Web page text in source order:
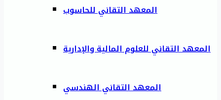
المعهد التقاني للحاسوب
المعهد التقاني للعلوم المالية والإدارية
المعهد التقاني الهندسي